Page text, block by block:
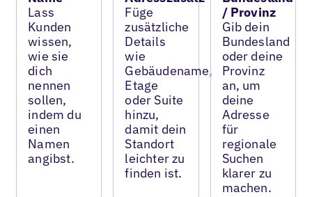
Lass
Kunden
wissen,
wie sie
dich
nennen
sollen,
indem du
einen
Namen
angibst.
Füge
zusätzliche
Details
wie
Gebäudename,
Etage
oder Suite
hinzu,
damit dein
Standort
leichter zu
finden ist.
/ Provinz
Gib dein
Bundesland
oder deine
Provinz
an, um
deine
Adresse
für
regionale
Suchen
klarer zu
machen.